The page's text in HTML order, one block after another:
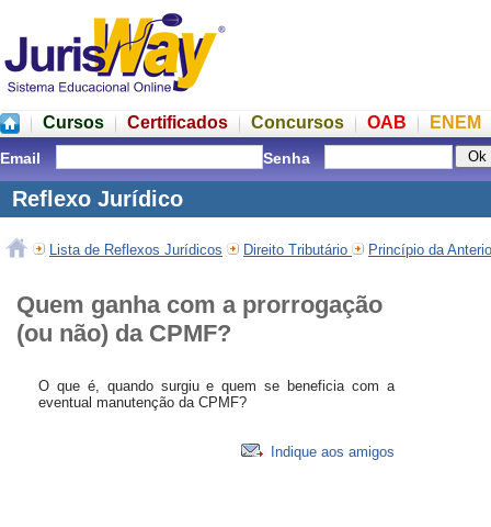
Cursos Certificados Concursos OAB ENEM
Email Senha
Reflexo Jurídico
Lista de Reflexos Jurídicos Direito Tributário Princípio da
Quem ganha com a prorrogação
(ou não) da CPMF?
O que é, quando surgiu e quem se beneficia com a
eventual manutenção da CPMF?
Indique aos amigos